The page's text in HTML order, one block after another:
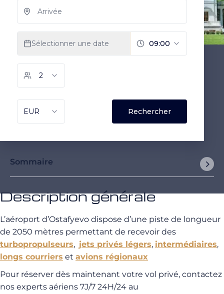
Sommaire
Description générale
L’aéroport d’Ostafyevo dispose d’une piste de longueur
de 2050 mètres permettant de recevoir des
turbopropulseurs, jets privés légers, intermédiaires,
longs courriers et avions régionaux
Pour réserver dès maintenant votre vol privé, contactez
nos experts aériens 7J/7 24H/24 au